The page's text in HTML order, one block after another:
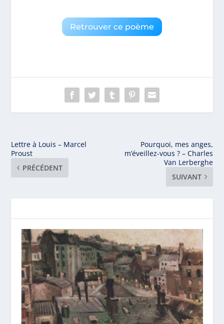
Retrouver ce poème
Lettre à Louis – Marcel
Proust
PRÉCÉDENT
Pourquoi, mes anges,
m’éveillez-vous ? – Charles
Van Lerberghe
SUIVANT